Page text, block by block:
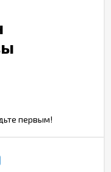
первым!